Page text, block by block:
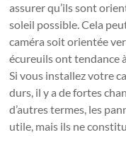
assurer qu’ils sont
soleil possible. Cela
caméra soit orientée
écureuils ont tendance
Si vous installez votre
durs, il y a de fortes
d’autres termes, les
utile, mais ils ne